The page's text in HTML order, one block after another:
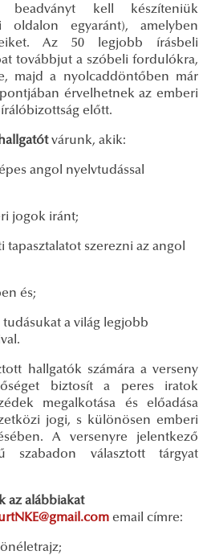
beadványt kell készíteniük
oldalon egyaránt), amelyben
Az 50 legjobb írásbeli
továbbjut a szóbeli fordulókra,
majd a nyolcaddöntőben már
érvelhetnek az emberi
előtt.
várunk, akik:
angol nyelvtudással
jogok iránt;
szerezni az angol
és;
a világ legjobb
hallgatók számára a verseny
biztosít a peres iratok
megalkotása és előadása
jogi, s különösen emberi
A versenyre jelentkező
szabadon választott tárgyat
az alábbiakat
email címre: